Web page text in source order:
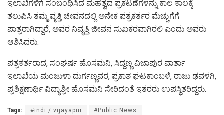
ಇಲಾಖೆಗಳಿಗೆ ಸಂಬಂಧಿಸಿದ ಮಹತ್ವದ ಪ್ರಕಟಣೆಗಳನ್ನು ಕಾಲ ಕಾಲಕ್ಕೆ
ತಲುಪಿಸಿ ತಮ್ಮ ವೃತ್ತಿ ಜೀವನದಲ್ಲಿ ಅನೇಕ ಪತ್ರಕರ್ತರ ಮೆಚ್ಚುಗೆಗೆ
ಪಾತ್ರರಾಗಿದ್ದಾರೆ, ಅವರ ನಿವೃತ್ತಿ ಜೀವನ ಸುಖಕರವಾಗಿರಲಿ ಎಂದು ಅವರು
ಆಶಿಸಿದರು.
ಪತ್ರಕರ್ತರಾದ, ಸಂಘರ್ಷ ಹೊಸಮನಿ, ಸಿದ್ದಣ್ಣ ವಿಜಾಪುರ ವಾರ್ತಾ
ಇಲಾಖೆಯ ಮಂಜುಳಾ ದುರ್ಗಣ್ಣವರ, ಪ್ರಕಾಶ ಘಟಕಾಂಬಳೆ, ರಾಜು ಢವಳಗಿ,
ಪ್ರಶಿಕ್ಷಣಾರ್ಥಿ ವಿದ್ಯಾಶ್ರೀ ಹೊಸಮನಿ ಸೇರಿದಂತೆ ಇತರರು ಉಪಸ್ಥಿತರಿದ್ದರು.
Tags: #indi / vijayapur
#Public News